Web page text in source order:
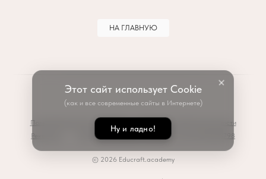
Этот сайт использует Cookie
(как и все современные сайты в Интернете)
Ну и ладно!
НА ГЛАВНУЮ
Пользовательское соглашение
Политика конфиденциальности
Реквизиты
ИНН 233712438411 | ОГРНИП 317237500328798
© 2026 Educraft.academy